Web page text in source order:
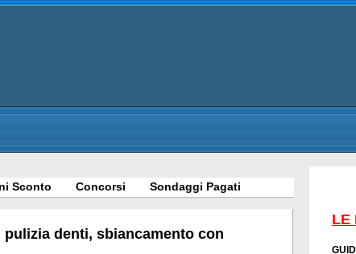
Sconto Concorsi Sondaggi Pagati
denti, sbiancamento con
LE